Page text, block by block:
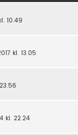
10.49
kl. 13.05
kl. 22.24